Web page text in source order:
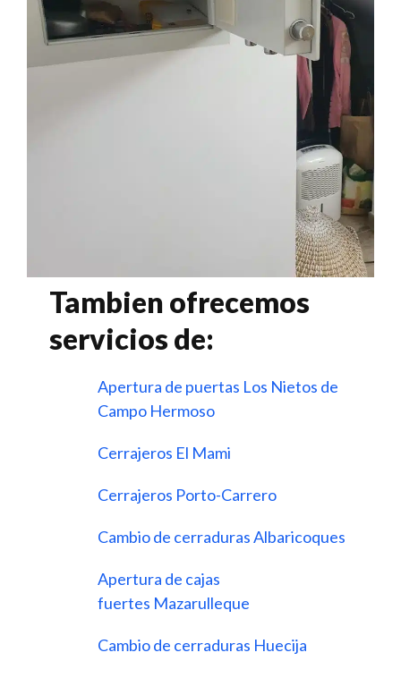
Tambien ofrecemos
servicios de:
Apertura de puertas Los Nietos de
Campo Hermoso
Cerrajeros El Mami
Cerrajeros Porto-Carrero
Cambio de cerraduras Albaricoques
Apertura de cajas
fuertes Mazarulleque
Cambio de cerraduras Huecija